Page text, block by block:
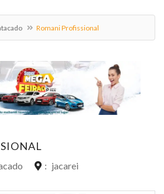
Romani Profissional
: jacarei